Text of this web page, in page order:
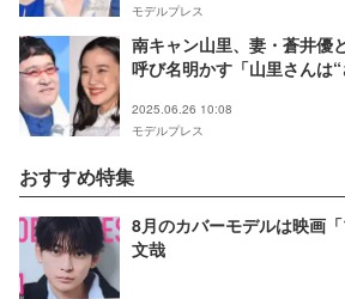
モデルプレス
南キャン山里、妻・蒼井優
呼び名明かす「山里さんは
2025.06.26 10:08
モデルプレス
おすすめ特集
8月のカバーモデルは映画
文哉